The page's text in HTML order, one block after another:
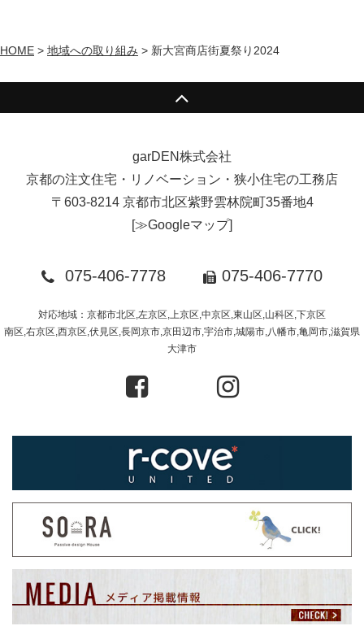
HOME > 地域への取り組み > 新大宮商店街夏祭り2024
garDEN株式会社
京都の注文住宅・リノベーション・狭小住宅の工務店
〒603-8214 京都市北区紫野雲林院町35番地4
[≫Googleマップ]
075-406-7778 075-406-7770
対応地域：京都市北区,左京区,上京区,中京区,東山区,山科区,下京区
南区,右京区,西京区,伏見区,長岡京市,京田辺市,宇治市,城陽市,八幡市,亀岡市,滋賀県
大津市